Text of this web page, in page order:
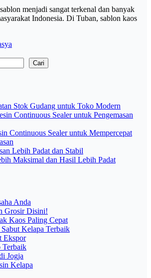
menjadi sangat terkenal dan banyak
Indonesia. Di Tuban, sablon kaos
Cari
Stok Gudang untuk Toko Modern
Continuous Sealer untuk Pengemasan
Continuous Sealer untuk Mempercepat
Lebih Padat dan Stabil
Maksimal dan Hasil Lebih Padat
Anda
Grosir Disini!
Kaos Paling Cepat
Kelapa Terbaik
Ekspor
Terbaik
Jogja
Kelapa